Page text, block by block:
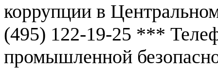
коррупции в
(495) 122-19-25 ***
промышленной